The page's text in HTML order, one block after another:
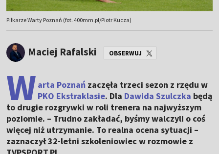
Piłkarze Warty Poznań (fot. 400mm.pl/Piotr Kucza)
Maciej Rafalski OBSERWUJ
W arta Poznań zaczęła trzeci sezon z rzędu w
PKO Ekstraklasie. Dla Dawida Szulczka będą
to drugie rozgrywki w roli trenera na najwyższym
poziomie. – Trudno zakładać, byśmy walczyli o coś
więcej niż utrzymanie. To realna ocena sytuacji –
zaznaczył 32-letni szkoleniowiec w rozmowie z